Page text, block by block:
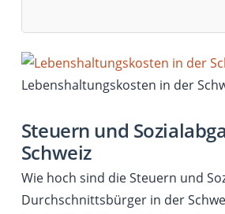
Lebenshaltungskosten in der
Steuern und
Schweiz
Wie hoch sind die Steuern und
Durchschnittsbürger in der